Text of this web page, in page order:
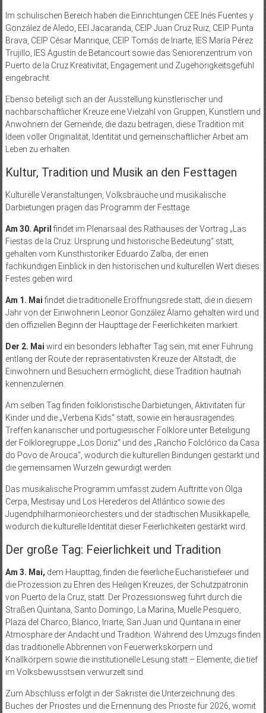
Im schulischen Bereich haben die Einrichtungen CEE Inés Fuentes y
González de Aledo, EEI Jacaranda, CEIP Juan Cruz Ruiz, CEIP Punta
Brava, CEIP César Manrique, CEIP Tomás de Iriarte, IES María Pérez
Trujillo, IES Agustín de Betancourt sowie das Seniorenzentrum von
Puerto de la Cruz Kreativität, Engagement und Zugehörigkeitsgefühl
eingebracht.
Ebenso beteiligt sich an der Ausstellung künstlerischer und
nachbarschaftlicher Kreuze eine Vielzahl von Gruppen, Künstlern und
Anwohnern der Gemeinde, die dazu beitragen, diese Tradition mit
Ideen voller Originalität, Identität und gemeinschaftlicher Arbeit am
Leben zu erhalten.
Kultur, Tradition und Musik an den Festtagen
Kulturelle Veranstaltungen, Volksbräuche und musikalische
Darbietungen prägen das Programm der Festtage.
Am 30. April findet im Plenarsaal des Rathauses der Vortrag „Las
Fiestas de la Cruz: Ursprung und historische Bedeutung“ statt,
gehalten vom Kunsthistoriker Eduardo Zalba, der einen
fachkundigen Einblick in den historischen und kulturellen Wert dieses
Festes geben wird.
Am 1. Mai findet die traditionelle Eröffnungsrede statt, die in diesem
Jahr von der Einwohnerin Leonor González Álamo gehalten wird und
den offiziellen Beginn der Haupttage der Feierlichkeiten markiert.
Der 2. Mai wird ein besonders lebhafter Tag sein, mit einer Führung
entlang der Route der repräsentativsten Kreuze der Altstadt, die
Einwohnern und Besuchern ermöglicht, diese Tradition hautnah
kennenzulernen.
Am selben Tag finden folkloristische Darbietungen, Aktivitäten für
Kinder und die „Verbena Kids“ statt, sowie ein herausragendes
Treffen kanarischer und portugiesischer Folklore unter Beteiligung
der Folkloregruppe „Los Doniz“ und des „Rancho Folclórico da Casa
do Povo de Arouca“, wodurch die kulturellen Bindungen gestärkt und
die gemeinsamen Wurzeln gewürdigt werden.
Das musikalische Programm umfasst zudem Auftritte von Olga
Cerpa, Mestisay und Los Herederos del Atlántico sowie des
Jugendphilharmonieorchesters und der städtischen Musikkapelle,
wodurch die kulturelle Identität dieser Feierlichkeiten gestärkt wird.
Der große Tag: Feierlichkeit und Tradition
Am 3. Mai, dem Haupttag, finden die feierliche Eucharistiefeier und
die Prozession zu Ehren des Heiligen Kreuzes, der Schutzpatronin
von Puerto de la Cruz, statt. Der Prozessionsweg führt durch die
Straßen Quintana, Santo Domingo, La Marina, Muelle Pesquero,
Plaza del Charco, Blanco, Iriarte, San Juan und Quintana in einer
Atmosphäre der Andacht und Tradition. Während des Umzugs finden
das traditionelle Abbrennen von Feuerwerkskörpern und
Knallkörpern sowie die institutionelle Lesung statt – Elemente, die tief
im Volksbewusstsein verwurzelt sind.
Zum Abschluss erfolgt in der Sakristei die Unterzeichnung des
Buches der Priostes und die Ernennung des Prioste für 2026, womit